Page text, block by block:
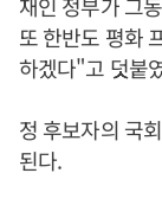
재인 정부가 그
또 한반도 평화
하겠다"고 덧붙
정 후보자의 국
된다.